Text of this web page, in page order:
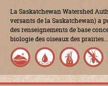
La Saskatchewan Watershed
versants de la Saskatchewan) a
des renseignements de base
biologie des oiseaux des prairies…